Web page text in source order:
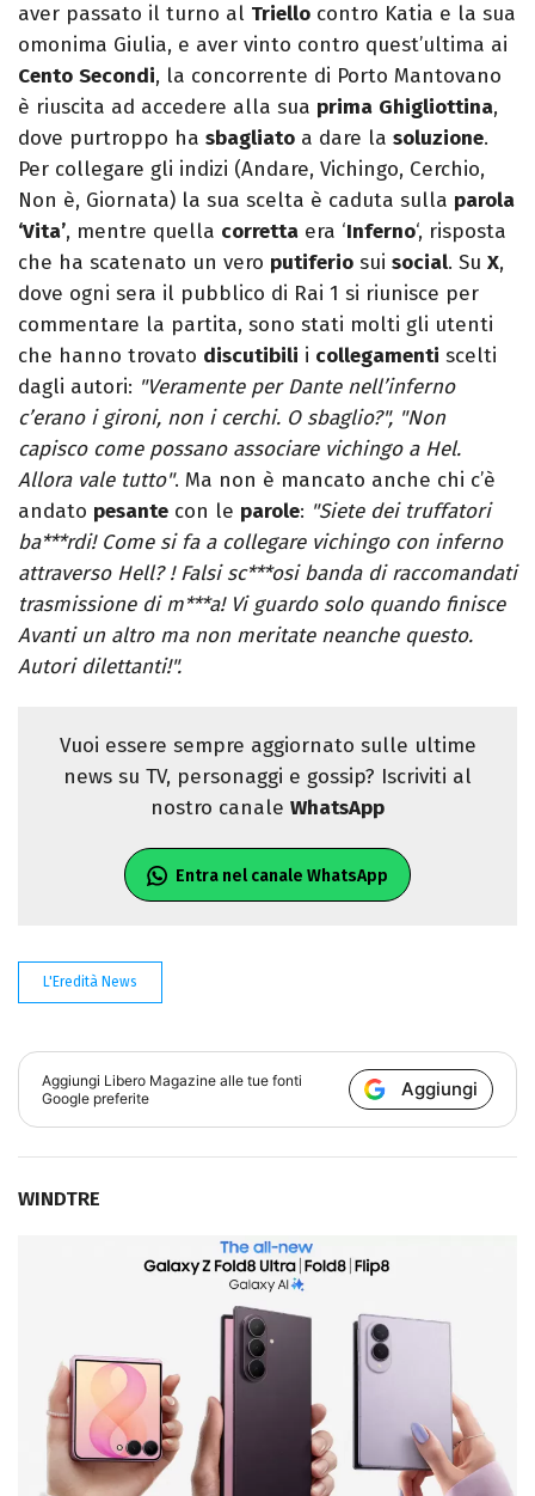
aver passato il turno al Triello contro Katia e la sua
omonima Giulia, e aver vinto contro quest’ultima ai
Cento Secondi, la concorrente di Porto Mantovano
è riuscita ad accedere alla sua prima Ghigliottina,
dove purtroppo ha sbagliato a dare la soluzione.
Per collegare gli indizi (Andare, Vichingo, Cerchio,
Non è, Giornata) la sua scelta è caduta sulla parola
‘Vita’, mentre quella corretta era ‘Inferno‘, risposta
che ha scatenato un vero putiferio sui social. Su X,
dove ogni sera il pubblico di Rai 1 si riunisce per
commentare la partita, sono stati molti gli utenti
che hanno trovato discutibili i collegamenti scelti
dagli autori: "Veramente per Dante nell’inferno
c’erano i gironi, non i cerchi. O sbaglio?", "Non
capisco come possano associare vichingo a Hel.
Allora vale tutto". Ma non è mancato anche chi c’è
andato pesante con le parole: "Siete dei truffatori
ba***rdi! Come si fa a collegare vichingo con inferno
attraverso Hell? ! Falsi sc***osi banda di raccomandati
trasmissione di m***a! Vi guardo solo quando finisce
Avanti un altro ma non meritate neanche questo.
Autori dilettanti!".
Vuoi essere sempre aggiornato sulle ultime
news su TV, personaggi e gossip? Iscriviti al
nostro canale WhatsApp
Entra nel canale WhatsApp
L'Eredità News
Aggiungi Libero Magazine alle tue fonti
Google preferite
Aggiungi
WINDTRE